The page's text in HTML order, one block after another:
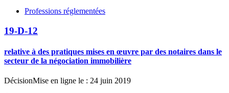
Professions réglementées
19-D-12
relative à des pratiques mises en œuvre par des notaires dans le
secteur de la négociation immobilière
DécisionMise en ligne le : 24 juin 2019